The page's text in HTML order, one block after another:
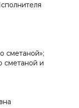
сметаной»;
и